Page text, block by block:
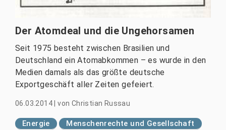
Der Atomdeal und die Ungehorsamen
Seit 1975 besteht zwischen Brasilien und
Deutschland ein Atomabkommen – es wurde in den
Medien damals als das größte deutsche
Exportgeschäft aller Zeiten gefeiert.
06.03.2014 |von Christian Russau
Energie
Menschenrechte und Gesellschaft